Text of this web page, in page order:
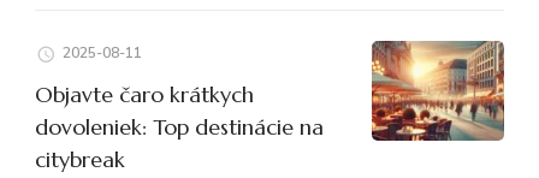
2025-08-11
Objavte čaro krátkych
dovoleniek: Top destinácie na
citybreak